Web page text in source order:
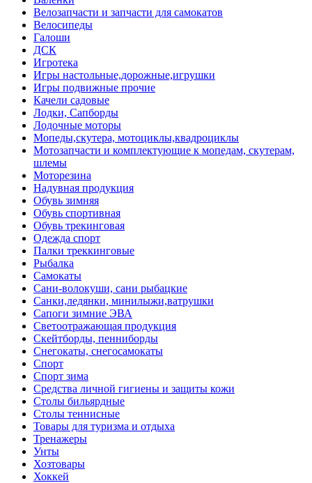
Велозапчасти и запчасти для самокатов
Велосипеды
Галоши
ДСК
Игротека
Игры настольные,дорожные,игрушки
Игры подвижные прочие
Качели садовые
Лодки, Сапборды
Лодочные моторы
Мопеды,скутера, мотоциклы,квадроциклы
Мотозапчасти и комплектующие к мопедам, скутерам,
шлемы
Моторезина
Надувная продукция
Обувь зимняя
Обувь спортивная
Обувь трекинговая
Одежда спорт
Палки треккинговые
Рыбалка
Самокаты
Сани-волокуши, сани рыбацкие
Санки,ледянки, минилыжи,ватрушки
Сапоги зимние ЭВА
Светоотражающая продукция
Скейтборды, пенниборды
Снегокаты, снегосамокаты
Спорт
Спорт зима
Средства личной гигиены и защиты кожи
Столы бильярдные
Столы теннисные
Товары для туризма и отдыха
Тренажеры
Унты
Хозтовары
Хоккей